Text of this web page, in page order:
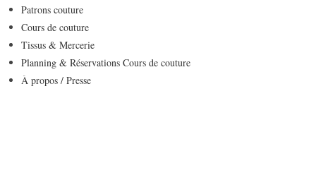
Patrons couture
Cours de couture
Tissus & Mercerie
Planning & Réservations Cours de couture
À propos / Presse